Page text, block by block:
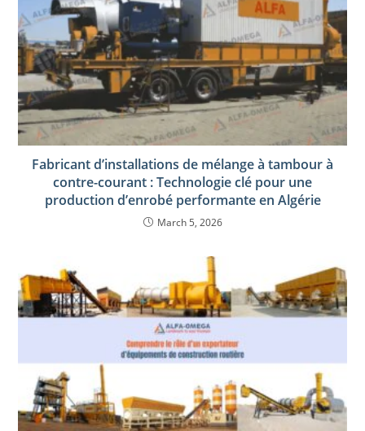
Fabricant d’installations de mélange à tambour à
contre-courant : Technologie clé pour une
production d’enrobé performante en Algérie
March 5, 2026